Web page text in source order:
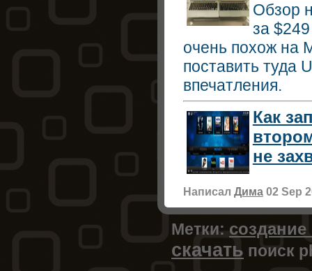
Обзор
за
очень похож на
поставить туда
впечатления.
Как
не
Написал Дима02 Sep
Метки: создание
скачать поиск